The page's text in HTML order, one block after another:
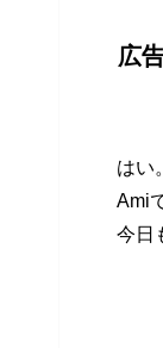
広
はい
Ami
今日